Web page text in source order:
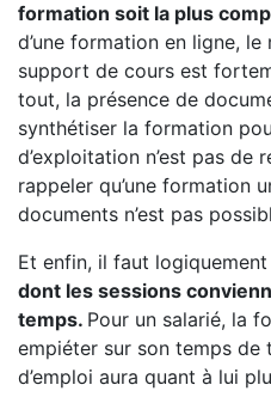
formation soit la plus
d’une formation en ligne,
support de cours est
tout, la présence de
synthétiser la formation
d’exploitation n’est pas de
rappeler qu’une formation
documents n’est pas
Et enfin, il faut logiquement
dont les sessions
temps. Pour un salarié, la
empiéter sur son temps de
d’emploi aura quant à lui